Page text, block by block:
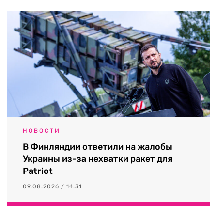
НОВОСТИ
В Финляндии ответили на жалобы
Украины из-за нехватки ракет для
Patriot
09.08.2026 / 14:31